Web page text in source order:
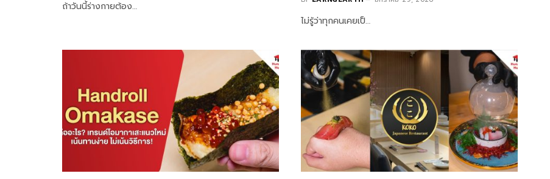
ถ้าวันนี้ร่างกายต้อง…
ไม่รู้ว่าทุกคนเคยเป็…